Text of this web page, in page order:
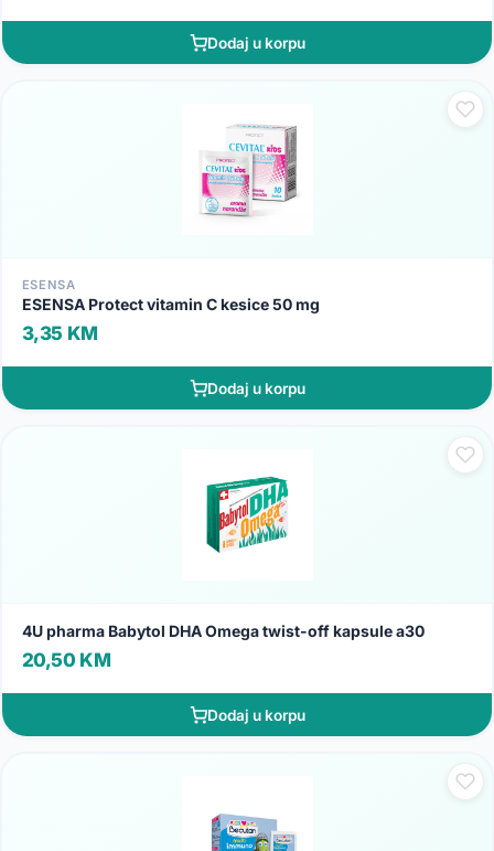
Dodaj u korpu
ESENSA
ESENSA Protect vitamin C kesice 50 mg
3,35 KM
Dodaj u korpu
4U pharma Babytol DHA Omega twist-off kapsule a30
20,50 KM
Dodaj u korpu